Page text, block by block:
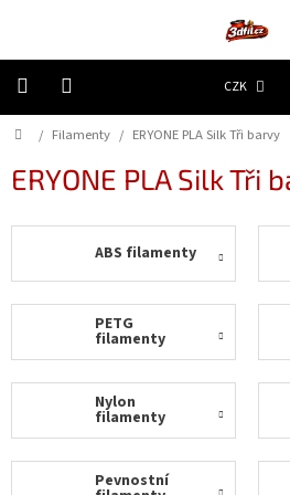
CZK
díly
ceny
Domů
/ Filamenty / ERYONE PLA Silk Tři barvy
ERYONE PLA Silk Tři
ABS filamenty
PETG
filamenty
Nylon
filamenty
Pevnostní